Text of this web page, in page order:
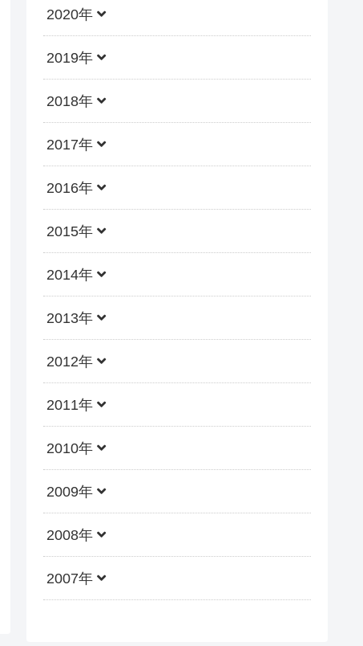
2020年
2019年
2018年
2017年
2016年
2015年
2014年
2013年
2012年
2011年
2010年
2009年
2008年
2007年